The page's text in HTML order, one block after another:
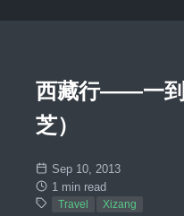
西藏行——一到
芝）
Sep 10, 2013
1 min read
Travel Xizang